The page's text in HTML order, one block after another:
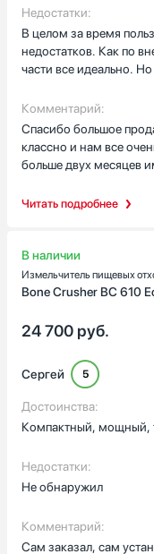
Читать подробнее
высшем уровне.
устанавливали по
думал что будет
за такие
любой кухне и
Недостатки:
В целом за время
недостатков. Как по
части все идеально.
Комментарий:
Спасибо большое
классно и нам все
больше двух месяцев
нравится мы
что все таки его
В наличии
Измельчитель пищевых
Bone Crusher BC 610
24 700 руб.
Сергей 5
Достоинства:
Компактный, мощный,
Недостатки:
Не обнаружил
Комментарий:
Сам заказал, сам